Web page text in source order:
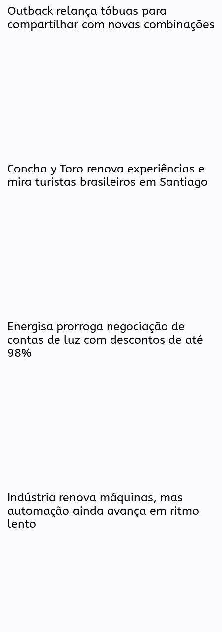
Outback relança tábuas para
compartilhar com novas combinações
Concha y Toro renova experiências e
mira turistas brasileiros em Santiago
Energisa prorroga negociação de
contas de luz com descontos de até
98%
Indústria renova máquinas, mas
automação ainda avança em ritmo
lento